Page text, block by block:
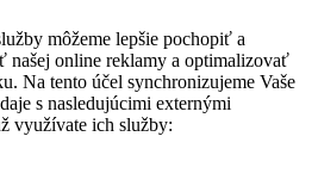
môžeme lepšie pochopiť a
našej online reklamy a optimalizovať
Na tento účel synchronizujeme Vaše
s nasledujúcimi externými
využívate ich služby: